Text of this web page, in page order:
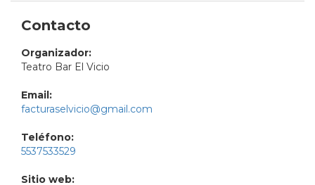
Contacto
Organizador:
Teatro Bar El Vicio
Email:
facturaselvicio@gmail.com
Teléfono:
5537533529
Sitio web: